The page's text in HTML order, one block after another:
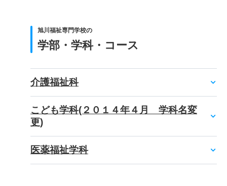
旭川福祉専門学校の
学部・学科・コース
介護福祉科
こども学科(２０１４年４月 学科名変
更)
医薬福祉学科